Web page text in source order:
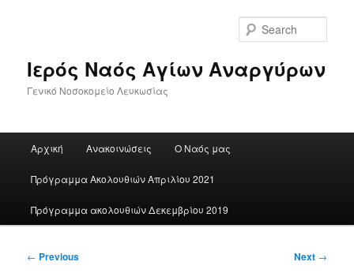
Ιερός Ναός Αγίων Αναργύρων
Γενικό Νοσοκομείο Λευκωσίας
Αρχική Ανακοινώσεις Ο Ναός μας
Πρόγραμμα Ακολουθιών Απριλίου 2021
Πρόγραμμα ακολουθιών Δεκεμβρίου 2019
Post
← Previous Next →